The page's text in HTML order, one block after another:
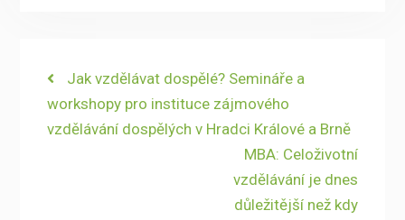
Navigace
pro
příspěvek
Previous
post:
Jak vzdělávat dospělé? Semináře a
workshopy pro instituce zájmového
vzdělávání dospělých v Hradci Králové a Brně
Next
post:
MBA: Celoživotní
vzdělávání je dnes
důležitější než kdy